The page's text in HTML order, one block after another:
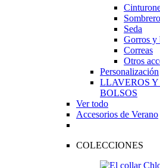
Seda
Gorros y
Correas
Otros
Personalización
LLAVEROS
BOLSOS
Ver todo
Accesorios de Verano
COLECCIONES